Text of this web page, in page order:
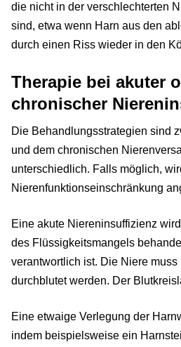
die nicht in der verschlechterten
sind, etwa wenn Harn aus den
durch einen Riss wieder in den
Therapie bei akuter
chronischer
Die Behandlungsstrategien sind
und dem chronischen
unterschiedlich. Falls möglich,
Nierenfunktionseinschränkung
Eine akute Niereninsuffizienz
des Flüssigkeitsmangels
verantwortlich ist. Die Niere
durchblutet werden. Der
Eine etwaige Verlegung der
indem beispielsweise ein